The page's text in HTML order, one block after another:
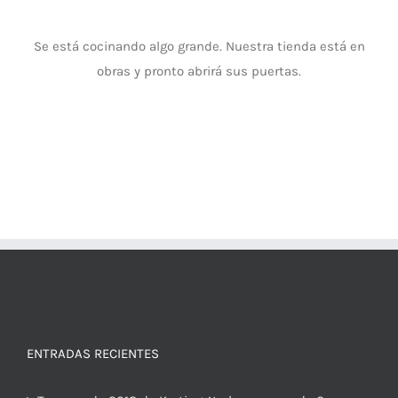
Se está cocinando algo grande. Nuestra tienda está en
obras y pronto abrirá sus puertas.
ENTRADAS RECIENTES